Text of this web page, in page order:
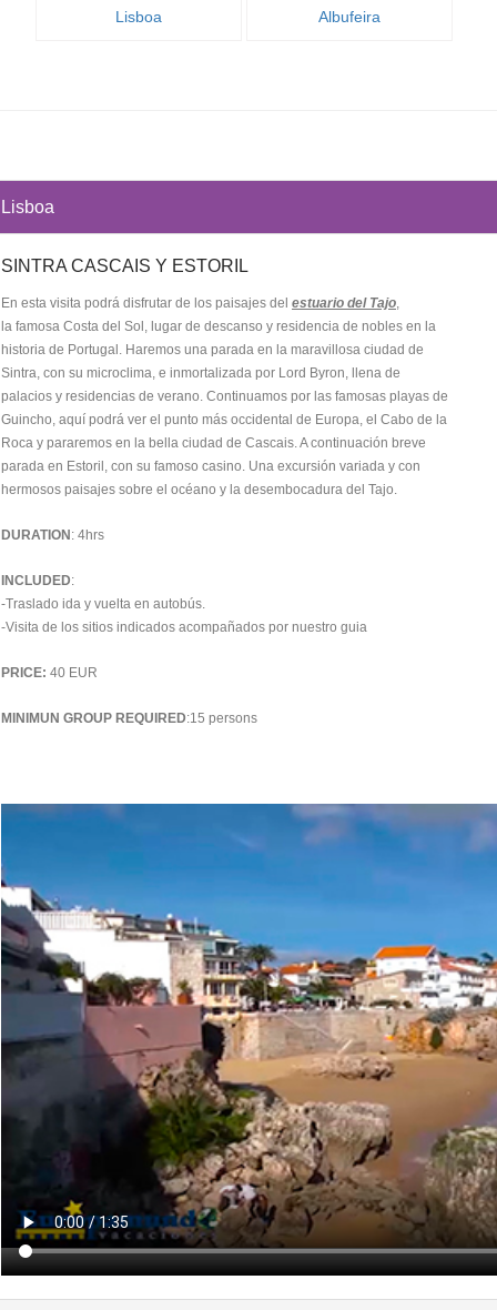
Lisboa Albufeira
Lisboa
SINTRA CASCAIS Y ESTORIL
En esta visita podrá disfrutar de los paisajes del estuario del Tajo,
la famosa Costa del Sol, lugar de descanso y residencia de nobles en la
historia de Portugal. Haremos una parada en la maravillosa ciudad de
Sintra, con su microclima, e inmortalizada por Lord Byron, llena de
palacios y residencias de verano. Continuamos por las famosas playas de
Guincho, aquí podrá ver el punto más occidental de Europa, el Cabo de la
Roca y pararemos en la bella ciudad de Cascais. A continuación breve
parada en Estoril, con su famoso casino. Una excursión variada y con
hermosos paisajes sobre el océano y la desembocadura del Tajo.
DURATION : 4hrs
INCLUDED:
-Traslado ida y vuelta en autobús.
-Visita de los sitios indicados acompañados por nuestro guia
PRICE: 40 EUR
MINIMUN GROUP REQUIRED:15 persons